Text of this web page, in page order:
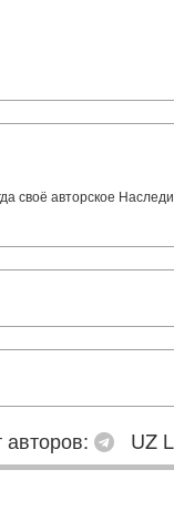
своё авторское
авторов: UZ